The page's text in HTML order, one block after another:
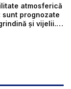
atmosferică
sunt prognozate
și vijelii.